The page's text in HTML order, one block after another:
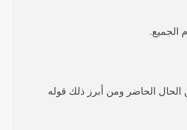
الحال الحاضر ومن أبرز ذلك قوله